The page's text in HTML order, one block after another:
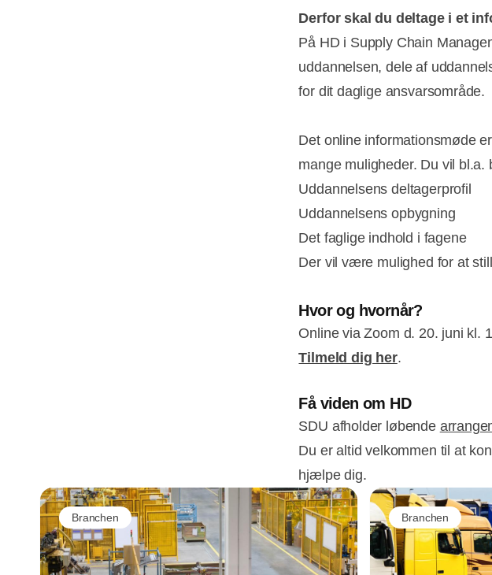
Derfor skal du deltage i et
På HD i Supply Chain
uddannelsen, dele af
for dit daglige ansvarsområde.
Det online informationsmøde
mange muligheder. Du vil bl.a.
Uddannelsens deltagerprofil
Uddannelsens opbygning
Det faglige indhold i fagene
Der vil være mulighed for at
Hvor og hvornår?
Online via Zoom d. 20. juni kl.
Tilmeld dig her.
Få viden om HD
SDU afholder løbende
Du er altid velkommen til at
hjælpe dig.
Branchen Branchen